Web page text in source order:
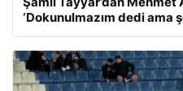
‘Dokunulmazım dedi ama